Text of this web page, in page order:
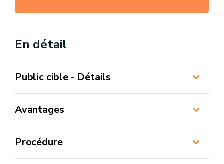
En détail
Public cible - Détails
Avantages
Procédure